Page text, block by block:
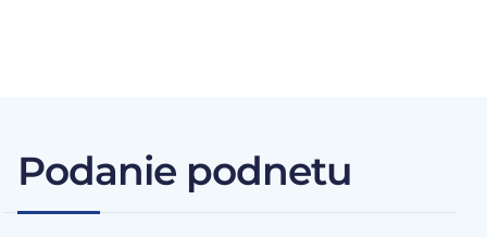
Podanie podnetu